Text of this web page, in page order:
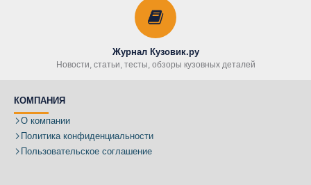
Журнал Кузовик.ру
Новости, статьи, тесты, обзоры кузовных деталей
КОМПАНИЯ
О компании
Политика конфиденциальности
Пользовательское соглашение